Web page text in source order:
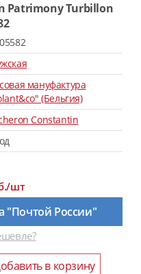
мануфактура
(Бельгия)
Constantin
шт
"Почтой России"
в корзину